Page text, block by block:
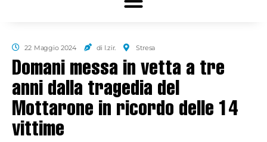
22 Maggio 2024 di l.zir. Stresa
Domani messa in vetta a tre
anni dalla tragedia del
Mottarone in ricordo delle 14
vittime